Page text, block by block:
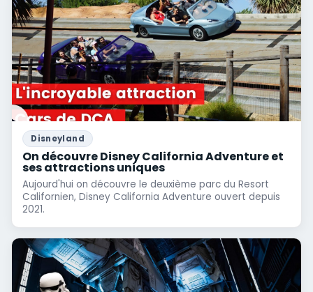
Disneyland
On découvre Disney California Adventure et
ses attractions uniques
Aujourd'hui on découvre le deuxième parc du Resort
Californien, Disney California Adventure ouvert depuis
2021.